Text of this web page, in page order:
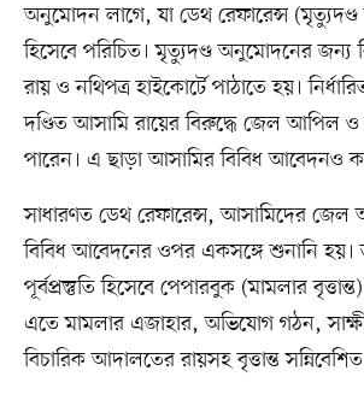
অনুমোদন লাগে, যা ডেথ রেফারেন্স
হিসেবে পরিচিত। মৃত্যুদণ্ড অনুমোদনের জন্য
রায় ও নথিপত্র হাইকোর্টে পাঠাতে হয়।
দণ্ডিত আসামি রায়ের বিরুদ্ধে জেল আপিল
পারেন। এ ছাড়া আসামির বিবিধ আবেদনও
সাধারণত ডেথ রেফারেন্স, আসামিদের
বিবিধ আবেদনের ওপর একসঙ্গে শুনানি হয়।
পূর্বপ্রস্তুতি হিসেবে পেপারবুক (মামলার
এতে মামলার এজাহার, অভিযোগ গঠন,
বিচারিক আদালতের রায়সহ বৃত্তান্ত